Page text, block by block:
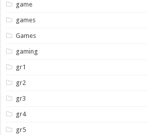
game
games
Games
gaming
gr1
gr2
gr3
gr4
gr5